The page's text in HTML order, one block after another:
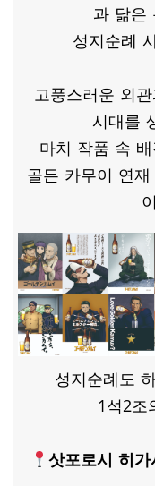
과 닮은
성지순례
고풍스러운 외
시대를
마치 작품 속
골든 카무이 연
성지순례도
1석2조
삿포로시 히